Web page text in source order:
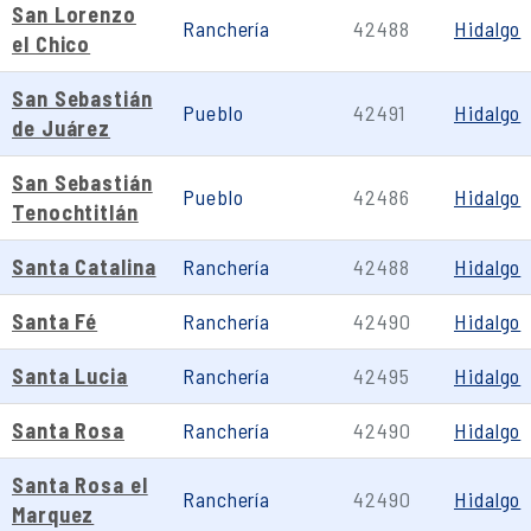
San Lorenzo
el Chico
Ranchería 42488 Hidalgo
San Sebastián
de Juárez
Pueblo 42491 Hidalgo
San Sebastián
Tenochtitlán
Pueblo 42486 Hidalgo
Santa Catalina Ranchería 42488 Hidalgo
Santa Fé Ranchería 42490 Hidalgo
Santa Lucia Ranchería 42495 Hidalgo
Santa Rosa Ranchería 42490 Hidalgo
Santa Rosa el
Marquez
Ranchería 42490 Hidalgo